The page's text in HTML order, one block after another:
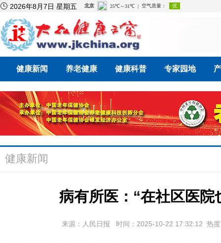
 2026年8月7日 星期五
健康新闻 养老健康 健康科普 专家园地
健康新闻
病有所医：“在社区医院
来源：人民日报 时间：2025-10-22 17:32:12 热